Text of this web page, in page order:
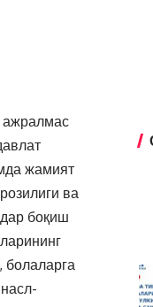
ажралмас
жамият
ва
боқиш
болаларга